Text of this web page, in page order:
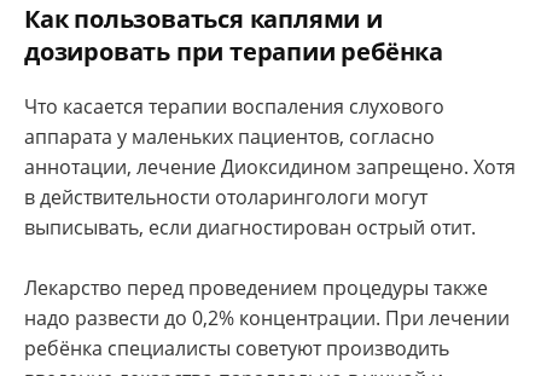
Как пользоваться каплями и
дозировать при терапии ребёнка
Что касается терапии воспаления слухового
аппарата у маленьких пациентов, согласно
аннотации, лечение Диоксидином запрещено. Хотя
в действительности отоларингологи могут
выписывать, если диагностирован острый отит.
Лекарство перед проведением процедуры также
надо развести до 0,2% концентрации. При лечении
ребёнка специалисты советуют производить